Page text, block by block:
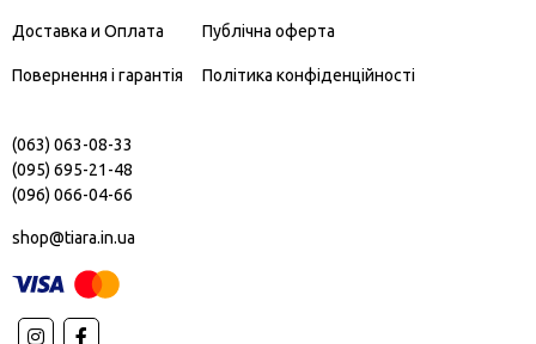
Доставка и Оплата
Повернення і гарантія
Публічна оферта
Політика конфіденційності
(063) 063-08-33
(095) 695-21-48
(096) 066-04-66
shop@tiara.in.ua